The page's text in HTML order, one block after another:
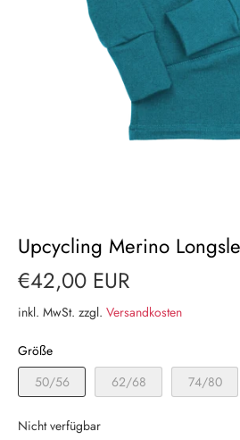
Upcycling Merino
€42,00 EUR
inkl. MwSt. zzgl. Versandkosten
Größe
50/56
62/68 74/80
Nicht verfügbar